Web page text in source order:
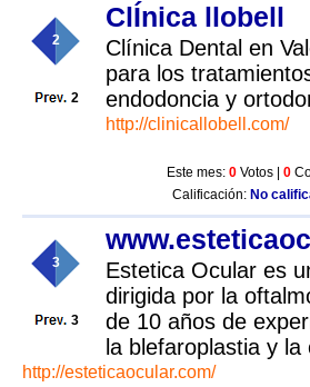
2
2
ClÍnica llobell
Clínica Dental en
para los
endodoncia y
http://clinicallobell.com/
Este mes: 0 Votos | 0
Calificación: No
3
3
Estetica Ocular es
dirigida por la
de 10 años de
la blefaroplastia y
http://esteticaocular.com/